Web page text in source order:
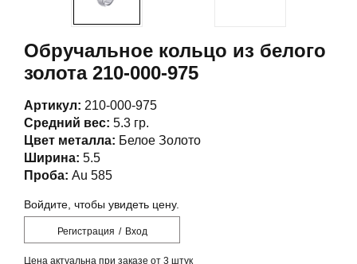
Обручальное кольцо из белого
золота 210-000-975
Артикул: 210-000-975
Средний вес: 5.3 гр.
Цвет металла: Белое Золото
Ширина: 5.5
Проба: Au 585
Войдите, чтобы увидеть цену.
Регистрация / Вход
Цена актуальна при заказе от 3 штук